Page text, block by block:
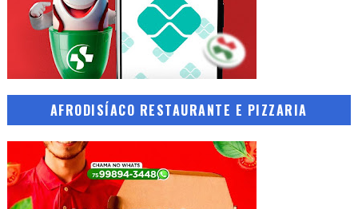
AFRODISÍACO RESTAURANTE E PIZZARIA